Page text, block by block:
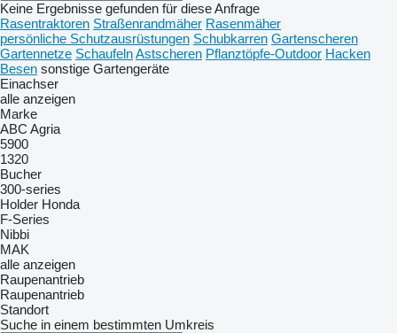
Keine Ergebnisse gefunden für diese Anfrage
Rasentraktoren Straßenrandmäher Rasenmäher
persönliche Schutzausrüstungen Schubkarren Gartenscheren
Gartennetze SchaufelnAstscheren Pflanztöpfe-Outdoor Hacken
Besen sonstige Gartengeräte
Einachser
alle anzeigen
Marke
ABC Agria
5900
1320
Bucher
300-series
Holder Honda
F-Series
Nibbi
MAK
alle anzeigen
Raupenantrieb
Raupenantrieb
Standort
Suche in einem bestimmten Umkreis